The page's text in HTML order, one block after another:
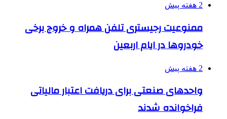
2 هفته پیش
ممنوعیت رجیستری تلفن همراه و خروج برخی
خودروها در ایام اربعین
2 هفته پیش
واحدهای صنعتی برای دریافت اعتبار مالیاتی
فراخوانده شدند